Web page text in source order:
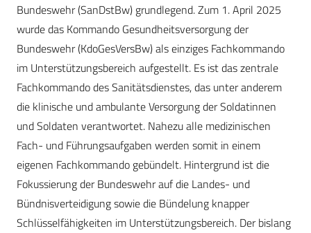
Bundeswehr (SanDstBw) grundlegend. Zum 1. April 2025
wurde das Kommando Gesundheitsversorgung der
Bundeswehr (KdoGesVersBw) als einziges Fachkommando
im Unterstützungsbereich aufgestellt. Es ist das zentrale
Fachkommando des Sanitätsdienstes, das unter anderem
die klinische und ambulante Versorgung der Soldatinnen
und Soldaten verantwortet. Nahezu alle medizinischen
Fach- und Führungsaufgaben werden somit in einem
eigenen Fachkommando gebündelt. Hintergrund ist die
Fokussierung der Bundeswehr auf die Landes- und
Bündnisverteidigung sowie die Bündelung knapper
Schlüsselfähigkeiten im Unterstützungsbereich. Der bislang